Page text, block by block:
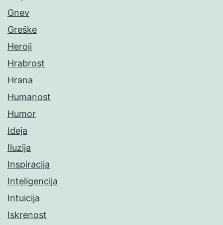
Gnev
Greške
Heroji
Hrabrost
Hrana
Humanost
Humor
Ideja
Iluzija
Inspiracija
Inteligencija
Intuicija
Iskrenost